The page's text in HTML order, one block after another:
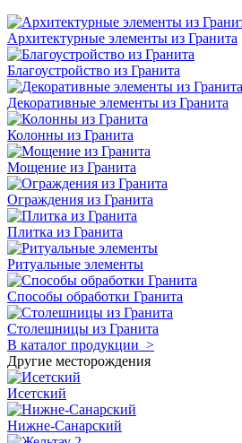
Архитектурные элементы из Гранита
Благоустройство из Гранита
Декоративные элементы из Гранита
Колонны из Гранита
Мощение из Гранита
Ограждения из Гранита
Плитка из Гранита
Ритуальные элементы
Способы обработки Гранита
Столешницы из Гранита
В каталог продукции >
Другие месторождения
Исетский
Нижне-Санарский